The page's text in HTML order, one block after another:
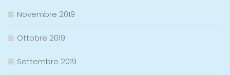
Novembre 2019
Ottobre 2019
Settembre 2019